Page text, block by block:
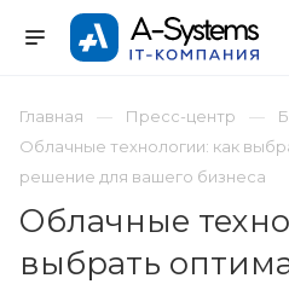
Главная Пресс-центр
Облачные технологии: как
решение для вашего бизнеса
Облачные
выбрать